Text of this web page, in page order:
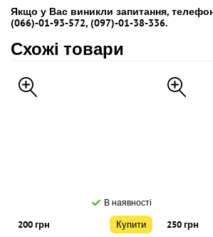
Якщо у Вас виникли запитання,
(066)-01-93-572, (097)-01-38-336.
Схожі товари
В наявності
200 грн Купити 250 грн